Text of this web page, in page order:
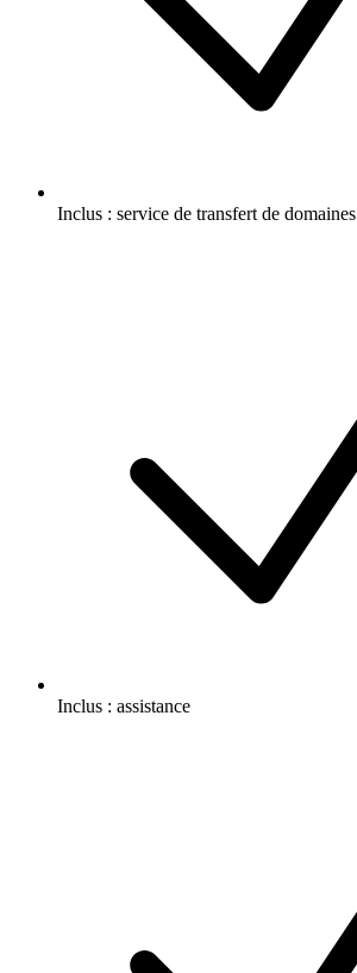
Inclus : service de transfert de domaines
Inclus : assistance